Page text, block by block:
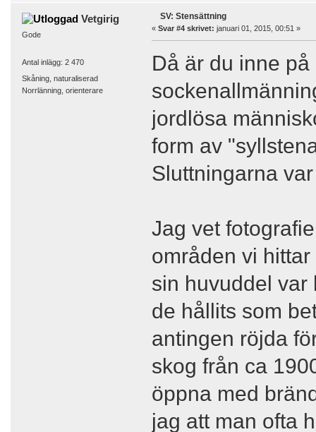
Vetgirig
Gode
Antal inlägg: 2 470
Skåning, naturaliserad
Norrlänning, orienterare
SV: Stensättning
« Svar #4 skrivet: januari 01, 2015, 00:51 »
Då är du inne
jordlösa
form av
Sluttningarna
Jag vet
områden vi
sin huvuddel var
de hållits som
antingen röjda
skog från ca
öppna med
jag att man ofta